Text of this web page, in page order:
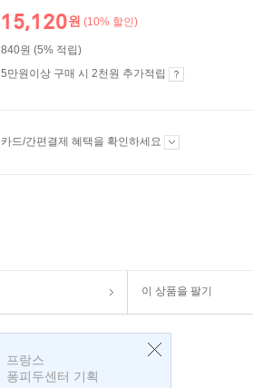
15,120원 (10% 할인)
840원 (5% 적립)
5만원이상 구매 시 2천원 추가적립
카드/간편결제 혜택을 확인하세요
이 상품을 팔기
프랑스
퐁피두센터 기획